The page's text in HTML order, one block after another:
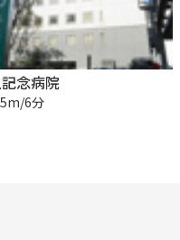
念病院
6分